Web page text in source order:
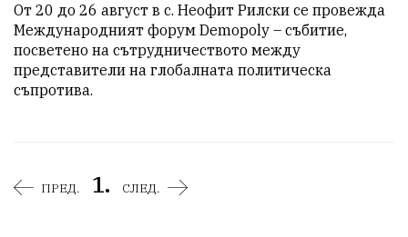
От 20 до 26 август в с. Неофит Рилски се провежда
Международният форум Demopoly – събитие,
посветено на сътрудничеството между
представители на глобалната политическа
съпротива.
ПРЕД. 1. СЛЕД.